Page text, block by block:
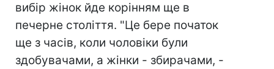
вибір жінок йде корінням ще в
печерне століття. "Це бере початок
ще з часів, коли чоловіки були
здобувачами, а жінки - збирачами, -